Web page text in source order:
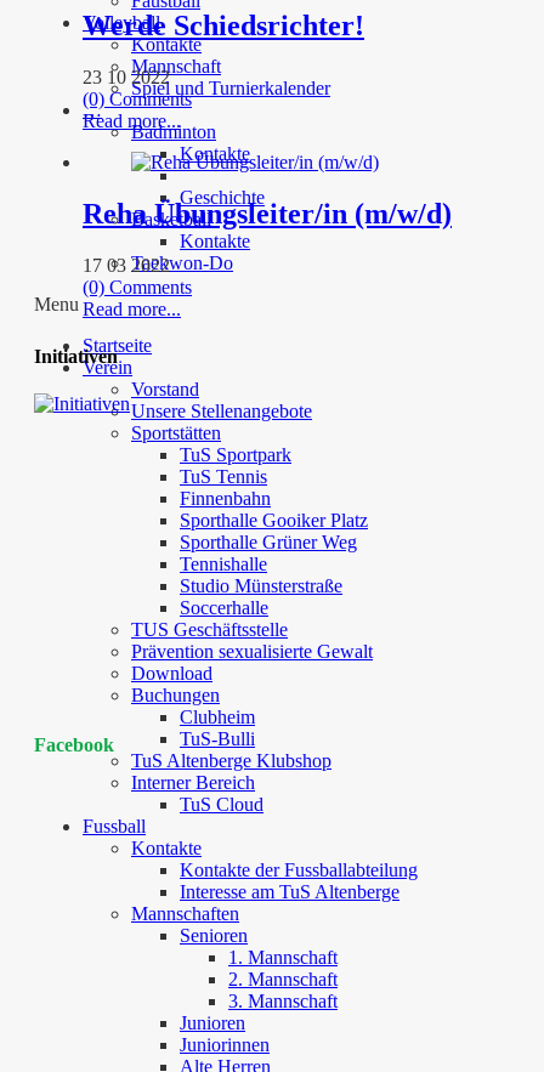
Volleyball
Kontakte
Mannschaft
Spiel und Turnierkalender
…
Badminton
Kontakte
Geschichte
Basketball
Kontakte
Taekwon-Do
Menu
Startseite
Verein
Vorstand
Unsere Stellenangebote
Sportstätten
TuS Sportpark
TuS Tennis
Finnenbahn
Sporthalle Gooiker Platz
Sporthalle Grüner Weg
Tennishalle
Studio Münsterstraße
Soccerhalle
TUS Geschäftsstelle
Prävention sexualisierte Gewalt
Download
Buchungen
Clubheim
TuS-Bulli
TuS Altenberge Klubshop
Interner Bereich
TuS Cloud
Fussball
Kontakte
Kontakte der Fussballabteilung
Interesse am TuS Altenberge
Mannschaften
Senioren
1. Mannschaft
2. Mannschaft
3. Mannschaft
Junioren
Juniorinnen
Alte Herren
Werde Schiedsrichter!
23 10 2022
(0) Comments
Read more...
Reha Übungsleiter/in (m/w/d)
17 03 2022
(0) Comments
Read more...
Initiativen
Facebook